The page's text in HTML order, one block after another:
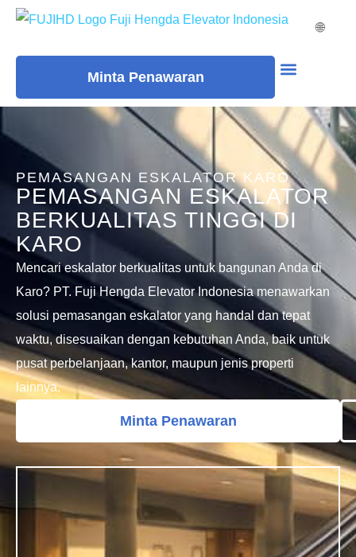
🌐
Minta Penawaran
PEMASANGAN ESKALATOR KARO
PEMASANGAN ESKALATOR
BERKUALITAS TINGGI DI
KARO
Mencari eskalator berkualitas untuk bangunan Anda di
Karo? PT. Fuji Hengda Elevator Indonesia menawarkan
solusi pemasangan eskalator yang handal dan tepat
waktu, disesuaikan dengan kebutuhan Anda, baik untuk
pusat perbelanjaan, kantor, maupun jenis properti
lainnya.
Minta Penawaran